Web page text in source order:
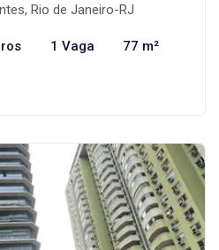
Rio de Janeiro-RJ
1 Vaga 77 m²